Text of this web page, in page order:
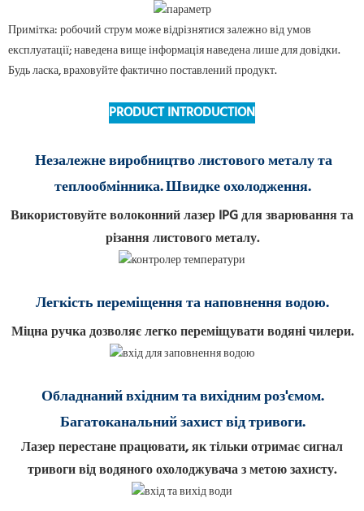
Примітка: робочий струм може відрізнятися залежно від умов
експлуатації; наведена вище інформація наведена лише для довідки.
Будь ласка, враховуйте фактично поставлений продукт.
PRODUCT INTRODUCTION
Незалежне виробництво листового металу та
теплообмінника. Швидке охолодження.
Використовуйте волоконний лазер IPG для зварювання та
різання листового металу.
Легкість переміщення та наповнення водою.
Міцна ручка дозволяє легко переміщувати водяні чилери.
Обладнаний вхідним та вихідним роз'ємом.
Багатоканальний захист від тривоги.
Лазер перестане працювати, як тільки отримає сигнал
тривоги від водяного охолоджувача з метою захисту.